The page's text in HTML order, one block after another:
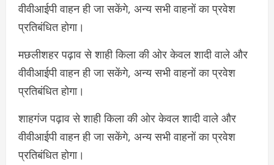
वीवीआईपी वाहन ही जा सकेंगे, अन्य सभी वाहनों का प्रवेश
प्रतिबंधित होगा।
मछलीशहर पढ़ाव से शाही किला की ओर केवल शादी वाले और
वीवीआईपी वाहन ही जा सकेंगे, अन्य सभी वाहनों का प्रवेश
प्रतिबंधित होगा।
शाहगंज पढ़ाव से शाही किला की ओर केवल शादी वाले और
वीवीआईपी वाहन ही जा सकेंगे, अन्य सभी वाहनों का प्रवेश
प्रतिबंधित होगा।